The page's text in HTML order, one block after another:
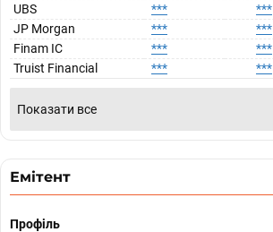
UBS
*** ***
JP Morgan
*** ***
Finam IC
*** ***
Truist Financial
*** ***
Показати все
Емітент
Профіль